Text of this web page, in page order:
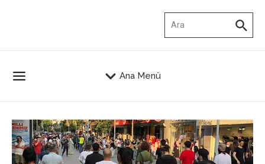
Ana Menü